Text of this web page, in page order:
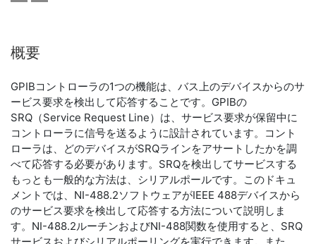
概要
GPIBコントローラの1つの機能は、バス上のデバイスからのサ
ービス要求を検出して応答することです。GPIBの
SRQ（Service Request Line）は、サービス要求が保留中に
コントローラに信号を送るように設計されています。コント
ローラは、どのデバイスがSRQラインをアサートしたかを調
べて応答する必要があります。SRQを検出してサービスする
もっとも一般的な方法は、シリアルポールです。このドキュ
メントでは、NI-488.2ソフトウェアがIEEE 488デバイスから
のサービス要求を検出して応答する方法について説明しま
す。NI-488.2ルーチンおよびNI-488関数を使用すると、SRQ